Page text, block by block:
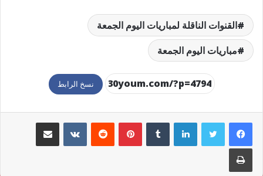
القنوات الناقلة لمباريات اليوم الجمعة
مباريات اليوم الجمعة
نسخ الرابط
لينكدإن بينتيريست مشاركة عبر البريد
طباعة